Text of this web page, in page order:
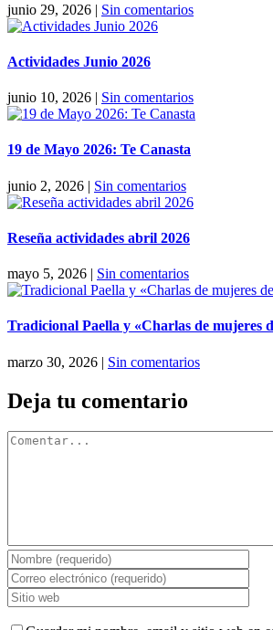
junio 29, 2026 | Sin comentarios
Actividades Junio 2026
junio 10, 2026 | Sin comentarios
19 de Mayo 2026: Te Canasta
junio 2, 2026 | Sin comentarios
Reseña actividades abril 2026
mayo 5, 2026 | Sin comentarios
Tradicional Paella y «Charlas de mujeres
marzo 30, 2026 | Sin comentarios
Deja tu comentario
Comentar